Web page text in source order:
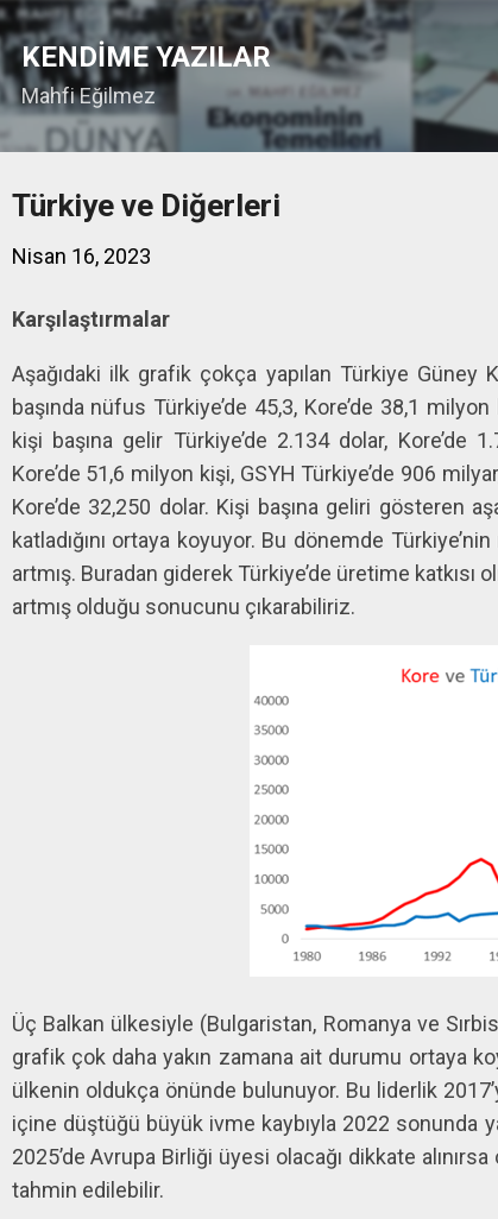
KENDİME YAZILAR
Mahfi Eğilmez
Türkiye ve Diğerleri
Nisan 16, 2023
Karşılaştırmalar
Aşağıdaki ilk grafik çokça yapılan Türkiye Güney
başında nüfus Türkiye’de 45,3, Kore’de 38,1
kişi başına gelir Türkiye’de 2.134 dolar, Kore’de
Kore’de 51,6 milyon kişi, GSYH Türkiye’de 906
Kore’de 32,250 dolar. Kişi başına geliri gösteren
katladığını ortaya koyuyor. Bu dönemde
artmış. Buradan giderek Türkiye’de üretime
artmış olduğu sonucunu çıkarabiliriz.
Üç Balkan ülkesiyle (Bulgaristan, Romanya ve
grafik çok daha yakın zamana ait durumu ortaya
ülkenin oldukça önünde bulunuyor. Bu liderlik
içine düştüğü büyük ivme kaybıyla 2022 sonunda
2025’de Avrupa Birliği üyesi olacağı dikkate
tahmin edilebilir.